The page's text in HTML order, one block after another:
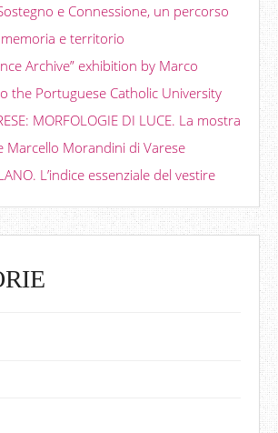
e Connessione, un percorso
e territorio
Archive” exhibition by Marco
the Portuguese Catholic University
MORFOLOGIE DI LUCE. La mostra
Marcello Morandini di Varese
L’indice essenziale del vestire